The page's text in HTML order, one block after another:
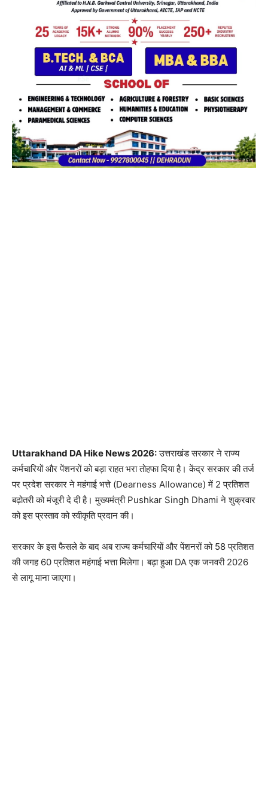
Uttarakhand DA Hike News 2026:उत्तराखंड सरकार ने राज्य
कर्मचारियों और पेंशनरों को बड़ा राहत भरा तोहफा दिया है। केंद्र सरकार की तर्ज
पर प्रदेश सरकार ने महंगाई भत्ते (Dearness Allowance) में 2 प्रतिशत
बढ़ोतरी को मंजूरी दे दी है। मुख्यमंत्री Pushkar Singh Dhami ने शुक्रवार
को इस प्रस्ताव को स्वीकृति प्रदान की।
सरकार के इस फैसले के बाद अब राज्य कर्मचारियों और पेंशनरों को 58 प्रतिशत
की जगह 60 प्रतिशत महंगाई भत्ता मिलेगा। बढ़ा हुआ DA एक जनवरी 2026
से लागू माना जाएगा।